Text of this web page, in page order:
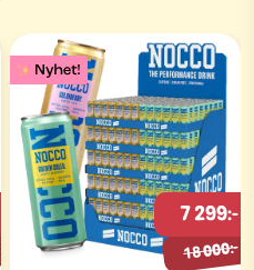
18 000:-
7 299:-